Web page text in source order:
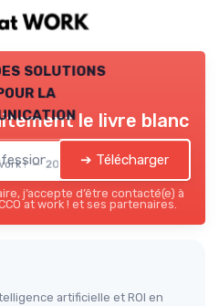
solutions
la
! — 2026
le livre blanc
➔ Télécharger
j’accepte d’être contacté(e) à
at work ! et ses partenaires.
artificielle et ROI en